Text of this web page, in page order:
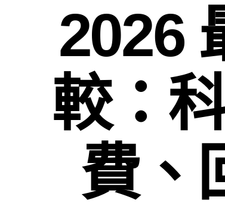
2026
較：
費、